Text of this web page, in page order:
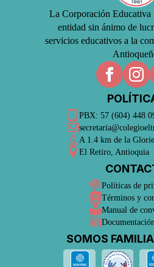
La Corporación Educativa
entidad sin ánimo de
servicios educativos a la
PBX: 57 (604) 448
A 1.4 km de la
El Retiro, Antioquia
Políticas de
Términos y
Manual de
Documentación
SOMOS